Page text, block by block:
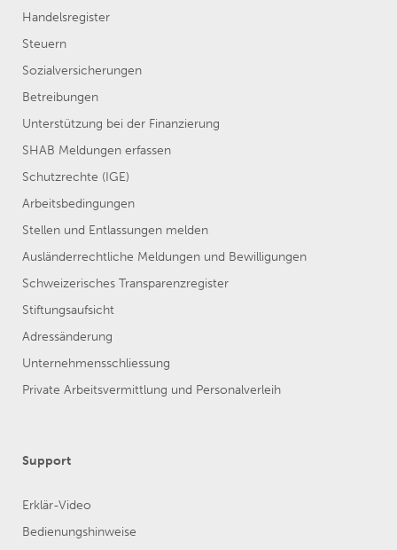
Handelsregister
Steuern
Sozialversicherungen
Betreibungen
Unterstützung bei der Finanzierung
SHAB Meldungen erfassen
Schutzrechte (IGE)
Arbeitsbedingungen
Stellen und Entlassungen melden
Ausländerrechtliche Meldungen und Bewilligungen
Schweizerisches Transparenzregister
Stiftungsaufsicht
Adressänderung
Unternehmensschliessung
Private Arbeitsvermittlung und Personalverleih
Support
Erklär-Video
Bedienungshinweise